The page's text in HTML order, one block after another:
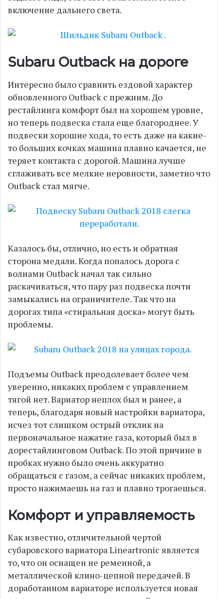
включение дальнего света.
Subaru Outback на дороге
Интересно было сравнить ездовой характер
обновленного Outback с прежним. До
рестайлинга комфорт был на хорошем уровне,
но теперь подвеска стала еще благороднее. У
подвески хорошие хода, то есть даже на какие-
то больших кочках машина плавно качается, не
теряет контакта с дорогой. Машина лучше
сглаживать все мелкие неровности, заметно что
Outback стал мягче.
Казалось бы, отлично, но есть и обратная
сторона медали. Когда попалось дорога с
волнами Outback начал так сильно
раскачиваться, что пару раз подвеска почти
замыкались на ограничителе. Так что на
дорогах типа «стиральная доска» могут быть
проблемы.
Подъемы Outback преодолевает более чем
уверенно, никаких проблем с управлением
тягой нет. Вариатор неплох был и ранее, а
теперь, благодаря новый настройки вариатора,
исчез тот слишком острый отклик на
первоначальное нажатие газа, который был в
дорестайлинговом Outback. По этой причине в
пробках нужно было очень аккуратно
обращаться с газом, а сейчас никаких проблем,
просто нажимаешь на газ и плавно трогаешься.
Комфорт и управляемость
Как известно, отличительной чертой
субаровского вариатора Lineartronic является
то, что он оснащен не ременной, а
металлической клино-цепной передачей. В
доработанном вариаторе используется новая